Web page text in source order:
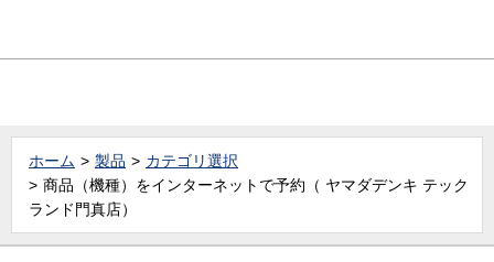
ホーム 製品
カテゴリ選択
商品（機種）をインターネットで予約（ ヤマダデンキ テック
ランド門真店）